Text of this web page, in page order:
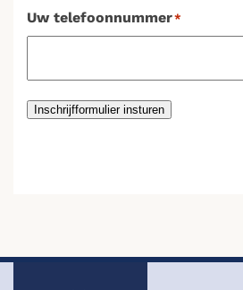
Uw telefoonnummer*
Inschrijfformulier insturen